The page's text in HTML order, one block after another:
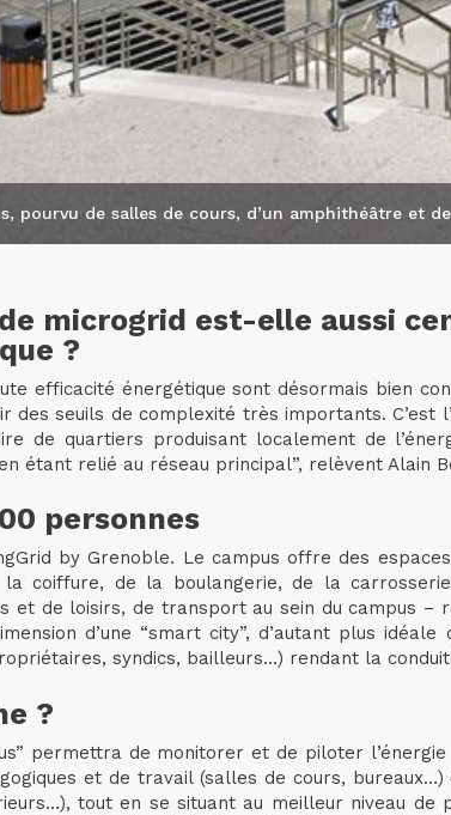
pourvu de salles de cours, d’un amphithéâtre et
microgrid est-elle aussi
?
efficacité énergétique sont désormais bien
des seuils de complexité très importants. C’est
de quartiers produisant localement de
étant relié au réseau principal”, relèvent Alain
personnes
by Grenoble. Le campus offre des
coiffure, de la boulangerie, de la
et de loisirs, de transport au sein du campus –
d’une “smart city”, d’autant plus
syndics, bailleurs…) rendant la
?
permettra de monitorer et de piloter
et de travail (salles de cours,
tout en se situant au meilleur niveau